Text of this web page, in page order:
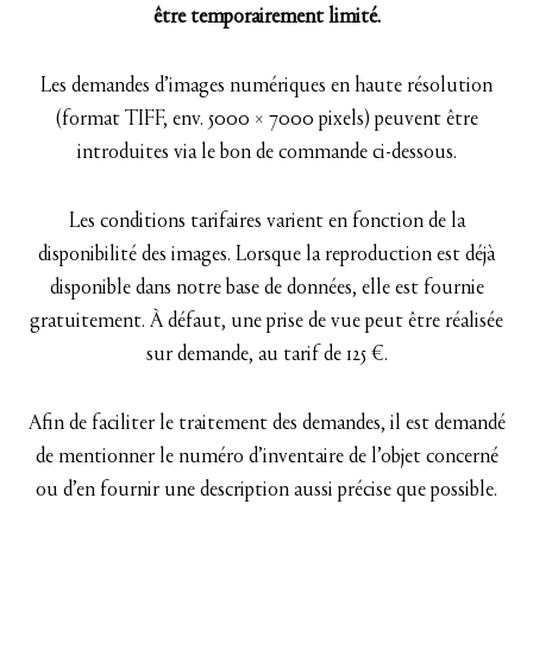
être temporairement limité.
Les demandes d’images numériques en haute résolution
(format TIFF, env. 5000 × 7000 pixels) peuvent être
introduites via le bon de commande ci-dessous.
Les conditions tarifaires varient en fonction de la
disponibilité des images. Lorsque la reproduction est déjà
disponible dans notre base de données, elle est fournie
gratuitement. À défaut, une prise de vue peut être réalisée
sur demande, au tarif de 125 €.
Afin de faciliter le traitement des demandes, il est demandé
de mentionner le numéro d’inventaire de l’objet concerné
ou d’en fournir une description aussi précise que possible.